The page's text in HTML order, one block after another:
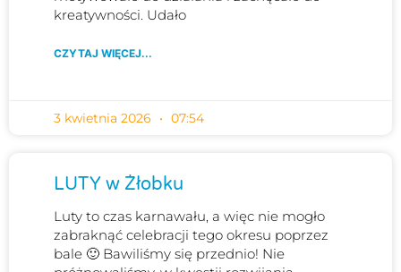
kreatywności. Udało
CZYTAJ WIĘCEJ...
3 kwietnia 2026 07:54
LUTY w Żłobku
Luty to czas karnawału, a więc nie mogło
zabraknąć celebracji tego okresu poprzez
bale 🙂 Bawiliśmy się przednio! Nie